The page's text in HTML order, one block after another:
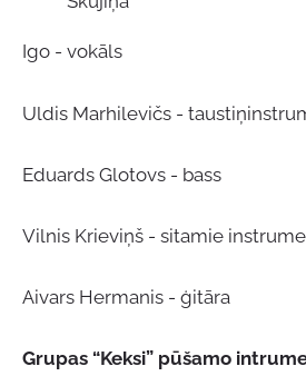
Igo - vokāls
Uldis Marhilevičs -
Eduards Glotovs - bass
Vilnis Krieviņš - sitamie
Aivars Hermanis - ģitāra
Grupas “Keksi” pūšamo